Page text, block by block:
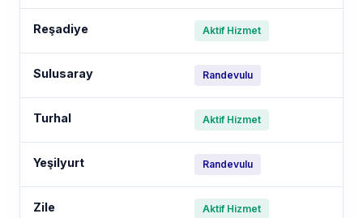
Reşadiye Aktif Hizmet
Sulusaray Randevulu
Turhal Aktif Hizmet
Yeşilyurt Randevulu
Zile Aktif Hizmet